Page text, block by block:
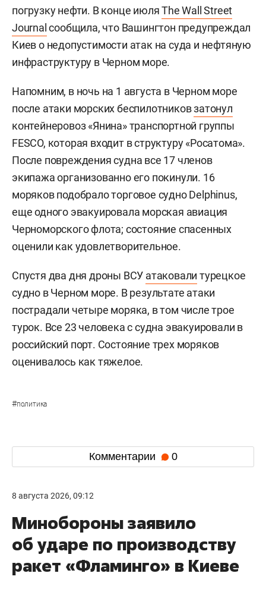
погрузку нефти. В конце июляThe Wall Street
Journalсообщила, что Вашингтон предупреждал
Киев о недопустимости атак на суда и нефтяную
инфраструктуру в Черном море.
Напомним, в ночь на 1 августа в Черном море
после атаки морских беспилотниковзатонул
контейнеровоз «Янина» транспортной группы
FESCO, которая входит в структуру «Росатома».
После повреждения судна все 17 членов
экипажа организованно его покинули. 16
моряков подобрало торговое судно Delphinus,
еще одного эвакуировала морская авиация
Черноморского флота; состояние спасенных
оценили как удовлетворительное.
Спустя два дня дроны ВСУ атаковали турецкое
судно в Черном море. В результате атаки
пострадали четыре моряка, в том числе трое
турок. Все 23 человека с судна эвакуировали в
российский порт. Состояние трех моряков
оценивалось как тяжелое.
#политика
Комментарии 0
8 августа 2026, 09:12
Минобороны заявило
об ударе по производству
ракет «Фламинго» в Киеве